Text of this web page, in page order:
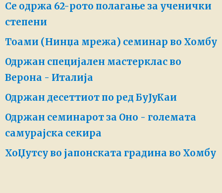
Се одржа 62-рото полагање за ученички
степени
Тоами (Нинџа мрежа) семинар во Хомбу
Одржан специјален мастерклас во
Верона - Италија
Одржан десеттиот по ред БуЈуКаи
Одржан семинарот за Оно - големата
самурајска секира
ХоЏутсу во јапонската градина во Хомбу